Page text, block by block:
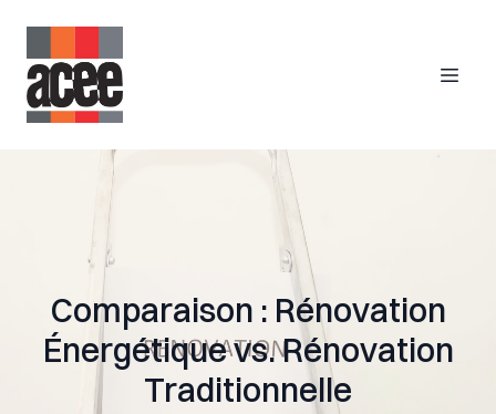
Comparaison : Rénovation
Énergétique vs. Rénovation
Traditionnelle